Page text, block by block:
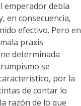
emperador debía
en consecuencia,
efectivo. Pero en
praxis
determinada
se
por la
de contar lo
razón de lo que